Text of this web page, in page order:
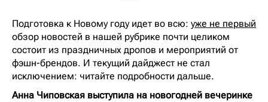
Подготовка к Новому году идет во всю: уже не первый
обзор новостей в нашей рубрике почти целиком
состоит из праздничных дропов и мероприятий от
фэшн-брендов. И текущий дайджест не стал
исключением: читайте подробности дальше.
Анна Чиповская выступила на новогодней вечеринке